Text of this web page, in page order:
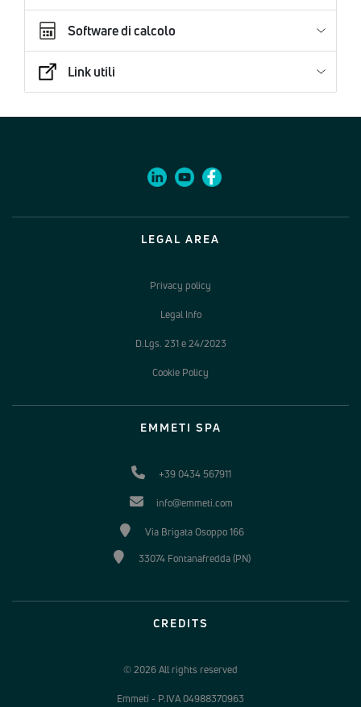
Software di calcolo
Link utili
LEGAL AREA
Privacy policy
Legal Info
D.Lgs. 231 e 24/2023
Cookie Policy
EMMETI SPA
+39 0434 567911
info@emmeti.com
Via Brigata Osoppo 166
33074 Fontanafredda (PN)
CREDITS
© 2026 All rights reserved
Emmeti - P.IVA 04988370963